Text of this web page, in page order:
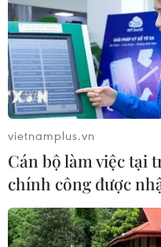
vietnamplus.vn
Cán bộ làm việc tại
chính công được